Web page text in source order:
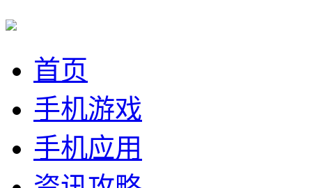
首页
手机游戏
手机应用